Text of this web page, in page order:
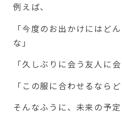
例えば、
「今度のお出かけにはど
な」
「久しぶりに会う友人に
「この服に合わせるなら
そんなふうに、未来の予定